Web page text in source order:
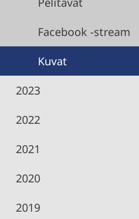
Facebook -stream
Kuvat
2023
2022
2021
2020
2019